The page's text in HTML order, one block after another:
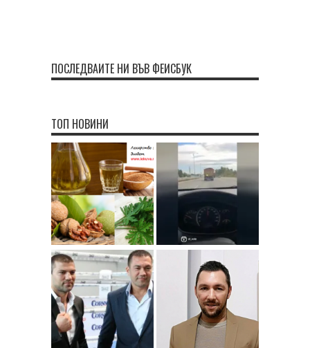
ПОСЛЕДВАЙТЕ НИ ВЪВ ФЕЙСБУК
ТОП НОВИНИ